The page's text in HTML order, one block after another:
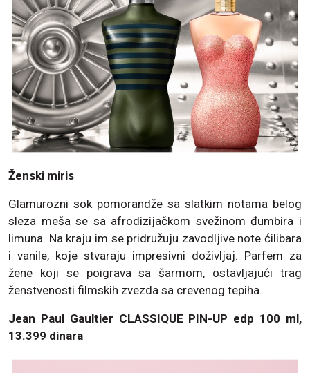
Ženski miris
Glamurozni sok pomorandže sa slatkim notama belog
sleza meša se sa afrodizijačkom svežinom đumbira i
limuna. Na kraju im se pridružuju zavodljive note ćilibara
i vanile, koje stvaraju impresivni doživljaj. Parfem za
žene koji se poigrava sa šarmom, ostavljajući trag
ženstvenosti filmskih zvezda sa crevenog tepiha.
Jean Paul Gaultier CLASSIQUE PIN-UP edp 100 ml,
13.399 dinara